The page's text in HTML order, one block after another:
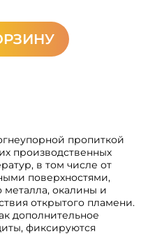
пропиткой
производственных
в том числе от
поверхностями,
металла, окалины и
открытого пламени.
дополнительное
фиксируются